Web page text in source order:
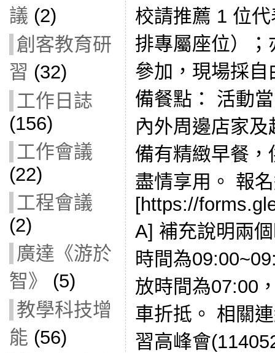
議 (2)
創客教育研
習 (32)
工作日誌
(156)
工作會議
(22)
工程會議
(2)
廣達《游於
智》
(5)
教學科技增
能 (56)
校請推薦 1 位
排專屬座位）
參加，現場採
備餐點： 活動
內外周邊店家
備有精緻早餐
盡情享用。 報
[https://
A] 補充說明兩
時間為
放時間為07:00
車折抵。 相關
習高峰會